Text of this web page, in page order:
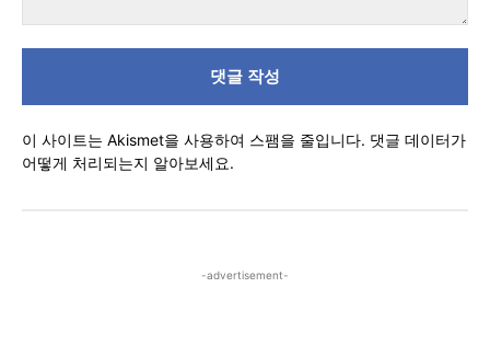
이 사이트는 Akismet을 사용하여 스팸을 줄입니다. 댓글 데이터가
어떻게 처리되는지 알아보세요.
-advertisement-